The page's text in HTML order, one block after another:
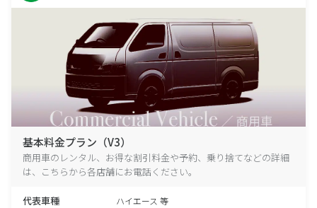
基本料金プラン（V3）
商用車のレンタル、お得な割引料金や予約、乗り捨てなどの詳細
は、こちらから各店舗にお電話ください。
代表車種 ハイエース 等